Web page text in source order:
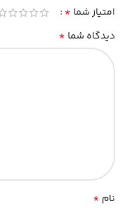
امتیاز شما *
دیدگاه شما *
نام *